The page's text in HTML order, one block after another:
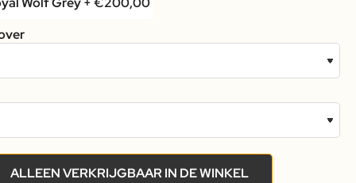
ALLEEN VERKRIJGBAAR IN DE WINKEL